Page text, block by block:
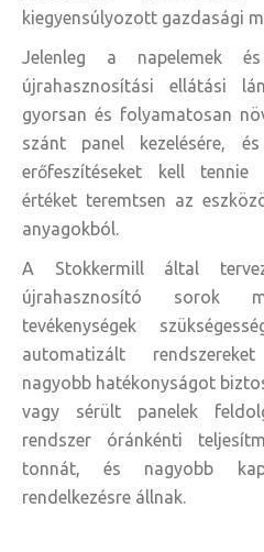
kiegyensúlyozott gazdasági
Jelenleg a napelemek
újrahasznosítási ellátási
gyorsan és folyamatosan
szánt panel kezelésére,
erőfeszítéseket kell tennie
értéket teremtsen az
anyagokból.
A Stokkermill által
újrahasznosító sorok
tevékenységek
automatizált
nagyobb hatékonyságot
vagy sérült panelek
rendszer óránkénti
tonnát, és nagyobb
rendelkezésre állnak.